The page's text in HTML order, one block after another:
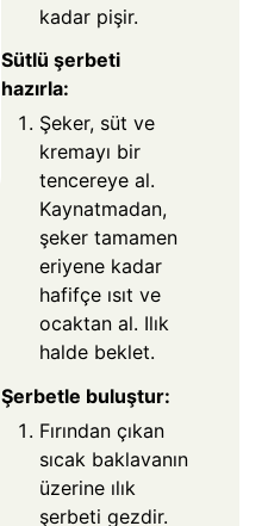
kadar pişir.
Sütlü şerbeti
hazırla:
Şeker, süt ve
kremayı bir
tencereye al.
Kaynatmadan,
şeker tamamen
eriyene kadar
hafifçe ısıt ve
ocaktan al. Ilık
halde beklet.
Şerbetle buluştur:
Fırından çıkan
sıcak baklavanın
üzerine ılık
şerbeti gezdir.